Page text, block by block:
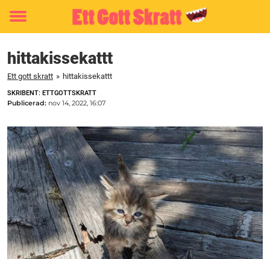
Toggle
hittakissekattt
Ett gott skratt » hittakissekattt
SKRIBENT: ETTGOTTSKRATT
Publicerad: nov 14, 2022, 16:07